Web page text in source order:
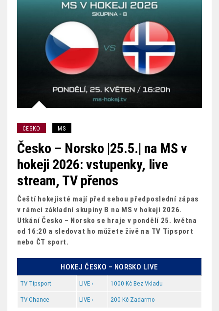
ČESKO MS
Česko – Norsko |25.5.| na MS v
hokeji 2026: vstupenky, live
stream, TV přenos
Čeští hokejisté mají před sebou předposlední zápas
v rámci základní skupiny B na MS v hokeji 2026.
Utkání Česko – Norsko se hraje v pondělí 25. května
od 16:20 a sledovat ho můžete živě na TV Tipsport
nebo ČT sport.
HOKEJ ČESKO – NORSKO LIVE
TV Tipsport LIVE › 1000 Kč Bez Vkladu
TV Chance LIVE › 200 Kč Zadarmo